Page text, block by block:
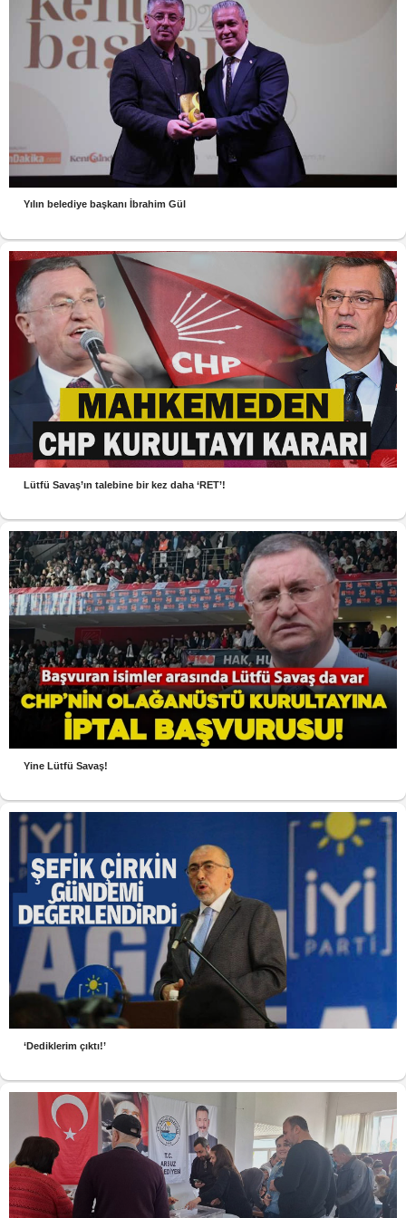
Yılın belediye başkanı İbrahim Gül
Lütfü Savaş’ın talebine bir kez daha ‘RET’!
Yine Lütfü Savaş!
‘Dediklerim çıktı!’